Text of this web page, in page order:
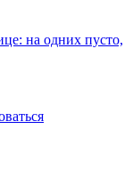
на одних пусто,